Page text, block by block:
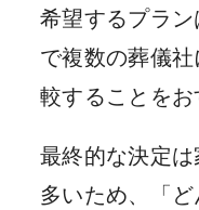
希望するプラ
で複数の葬儀
較することをお
最終的な決定
多いため、「